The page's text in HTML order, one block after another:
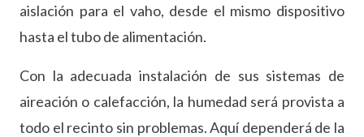
aislación para el vaho, desde el mismo dispositivo
hasta el tubo de alimentación.
Con la adecuada instalación de sus sistemas de
aireación o calefacción, la humedad será provista a
todo el recinto sin problemas. Aquí dependerá de la